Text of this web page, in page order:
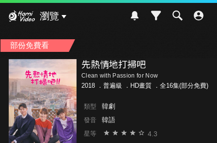
瀏覽
部份免費看
先熱情地打掃吧
Clean with Passion for Now
2018 ． 普遍級 ．HD畫質 ．全16集(部分免費)
類型 韓劇
發音 韓語
星等 4.3